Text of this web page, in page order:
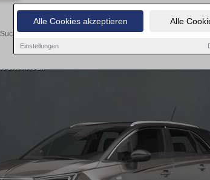
Alle Cookies akzeptieren Alle
Einstellungen
Finden Sie in
Suchen Sie in Baiern einen Opel Crossland